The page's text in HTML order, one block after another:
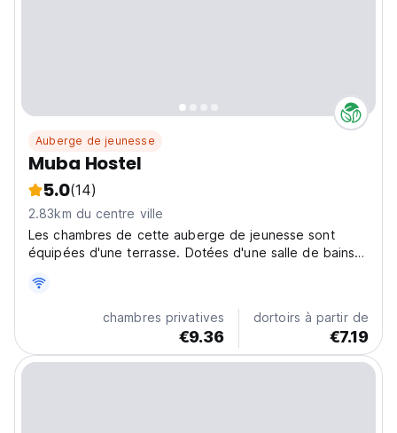
Auberge de jeunesse
Muba Hostel
5.0(14)
2.83km du centre ville
Les chambres de cette auberge de jeunesse sont
équipées d'une terrasse. Dotées d'une salle de bains
certaines chambres du MUBA HOSTEL disposent
chambres privatives
€9.36
dortoirs à partir de
€7.19